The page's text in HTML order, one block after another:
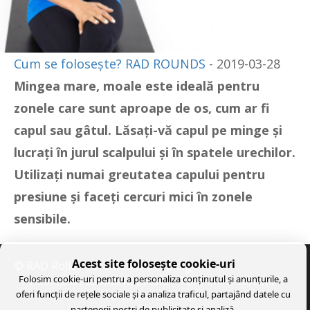
Cum se folosește? RAD ROUNDS - 2019-03-28
Mingea mare, moale este ideală pentru
zonele care sunt aproape de os, cum ar fi
capul sau gâtul. Lăsați-vă capul pe minge și
lucrați în jurul scalpului și în spatele urechilor.
Utilizați numai greutatea capului pentru
presiune și faceți cercuri mici în zonele
sensibile.
© RAD Roller- Created withSoldigo
Politica de confidenţialitate
Termeni şi condiţii
Formular de retur
Acest site folosește cookie-uri
Folosim cookie-uri pentru a personaliza conținutul și anunțurile, a
oferi funcții de rețele sociale și a analiza traficul, partajând datele cu